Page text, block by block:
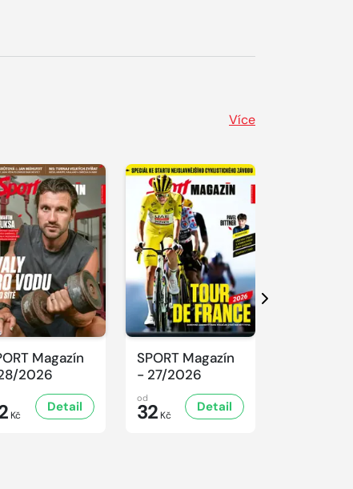
Více
Magazín
2026
Kč
Detail
SPORT Magazín
- 27/2026
od
32 Kč
Detail
Další